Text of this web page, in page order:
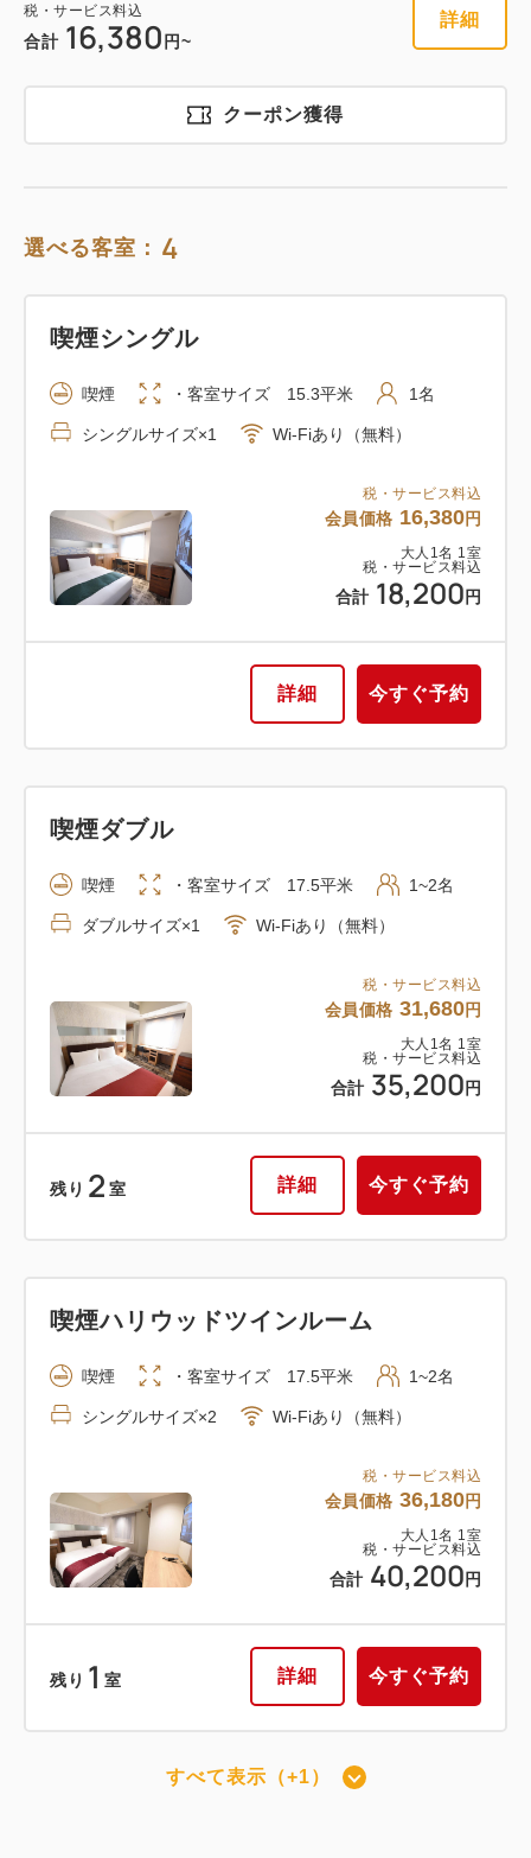
税・サービス料込
合計 16,380 円~
詳細
クーポン獲得
選べる客室： 4
税・サービス料込
会員価格 16,380円
大人 1 名 1 室
税・サービス料込
合計 18,200 円
喫煙シングル
喫煙 ・客室サイズ 15.3平米 1名
シングルサイズ×1 Wi-Fiあり（無料）
詳細 今すぐ予約
税・サービス料込
会員価格 31,680円
大人 1 名 1 室
税・サービス料込
合計 35,200 円
喫煙ダブル
喫煙 ・客室サイズ 17.5平米 1~2名
ダブルサイズ×1 Wi-Fiあり（無料）
残り 2 室 詳細 今すぐ予約
税・サービス料込
会員価格 36,180円
大人 1 名 1 室
税・サービス料込
合計 40,200 円
喫煙ハリウッドツインルーム
喫煙 ・客室サイズ 17.5平米 1~2名
シングルサイズ×2 Wi-Fiあり（無料）
残り 1 室 詳細 今すぐ予約
すべて表示（+1）